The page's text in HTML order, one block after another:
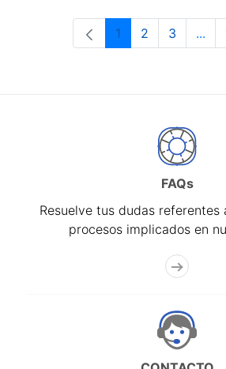
Página
1 Página
2 Página
3 ...
FAQs
Resuelve tus dudas referentes
procesos implicados en